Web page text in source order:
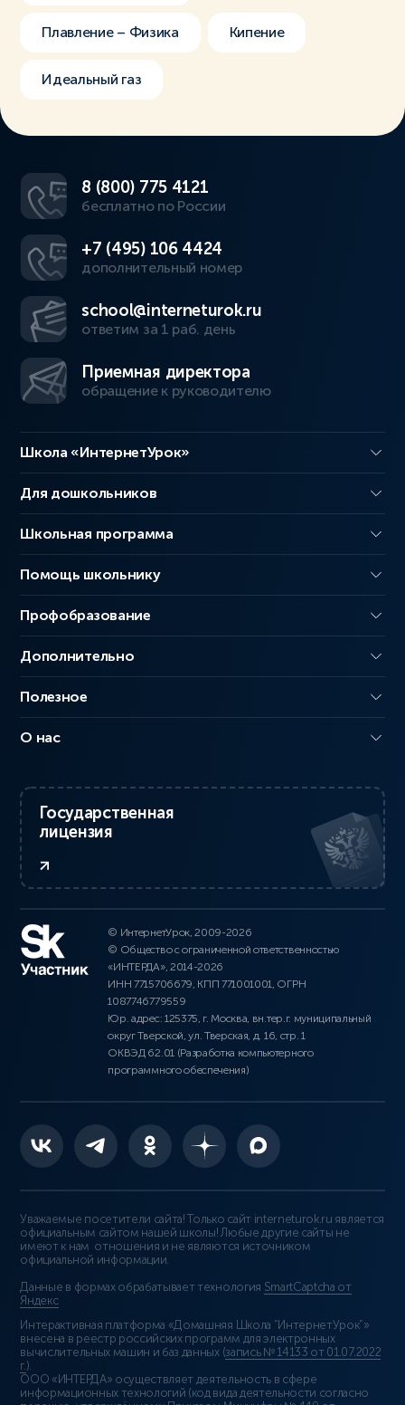
Плавление – Физика Кипение
Идеальный газ
8 (800) 775 4121
бесплатно по России
+7 (495) 106 4424
дополнительный номер
school@interneturok.ru
ответим за 1 раб. день
Приемная директора
обращение к руководителю
Школа «ИнтернетУрок»
Для дошкольников
Школьная программа
Помощь школьнику
Профобразование
Дополнительно
Полезное
О нас
Государственная
лицензия
© ИнтернетУрок, 2009-2026
© Общество с ограниченной ответственностью
«ИНТЕРДА», 2014-2026
ИНН 7715706679, КПП 771001001, ОГРН
1087746779559
Юр. адрес: 125375, г. Москва, вн.тер.г. муниципальный
округ Тверской, ул. Тверская, д. 16, стр. 1
ОКВЭД 62.01 (Разработка компьютерного
программного обеспечения)
Уважаемые посетители сайта! Только сайт interneturok.ru является
официальным сайтом нашей школы! Любые другие сайты не
имеют к нам отношения и не являются источником
официальной информации.
Данные в формах обрабатывает технология SmartCaptcha от
Яндекс
Интерактивная платформа «Домашняя Школа “ИнтернетУрок”»
внесена в реестр российских программ для электронных
вычислительных машин и баз данных (запись № 14133 от 01.07.2022
г.).
ООО «ИНТЕРДА» осуществляет деятельность в сфере
информационных технологий (код вида деятельности согласно